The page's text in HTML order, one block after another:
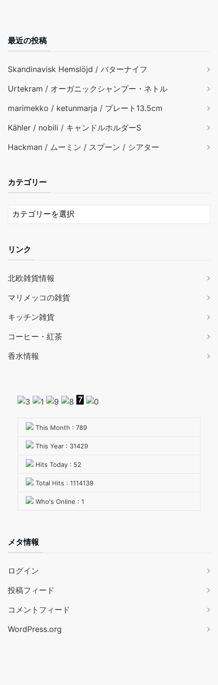
最近の投稿
Skandinavisk Hemslöjd / バターナイフ
Urtekram / オーガニックシャンプー・ネトル
marimekko / ketunmarja / プレート13.5cm
Kähler / nobili / キャンドルホルダーS
Hackman / ムーミン / スプーン / シアター
カテゴリー
リンク
北欧雑貨情報
マリメッコの雑貨
キッチン雑貨
コーヒー・紅茶
香水情報
This Month : 789
This Year : 31429
Hits Today : 52
Total Hits : 1114139
Who's Online : 1
メタ情報
ログイン
投稿フィード
コメントフィード
WordPress.org